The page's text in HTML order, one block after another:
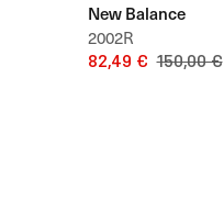
New Balance
2002R
82,49 € 150,00 €